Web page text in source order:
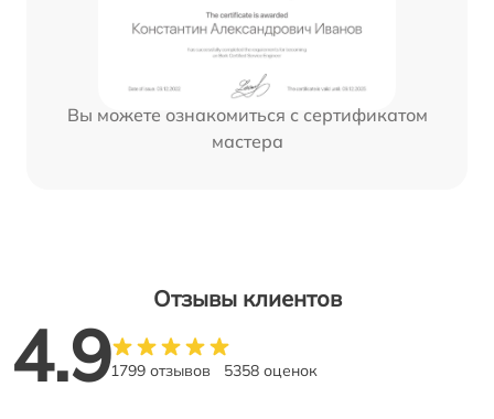
Вы можете ознакомиться с сертификатом
мастера
Отзывы клиентов
4.91799 отзывов 5358 оценок